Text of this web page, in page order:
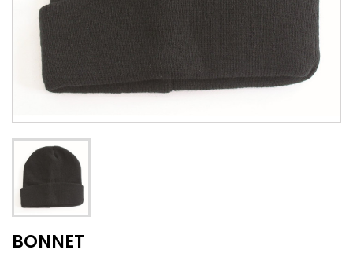
BONNET